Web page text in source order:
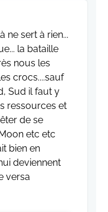
ne sert à rien...
la bataille
nous les
crocs....sauf
Sud il faut y
ressources et
de se
etc etc
bien en
deviennent
versa